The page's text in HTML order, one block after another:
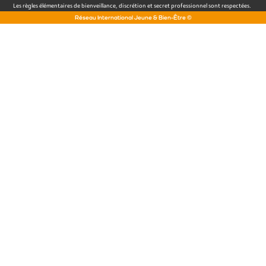
Les règles élémentaires de bienveillance, discrétion et secret professionnel sont respectées.
Réseau International Jeune & Bien-Être ©